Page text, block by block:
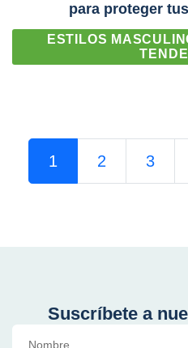
para proteger
ESTILOS
1 2 3
Suscríbete a